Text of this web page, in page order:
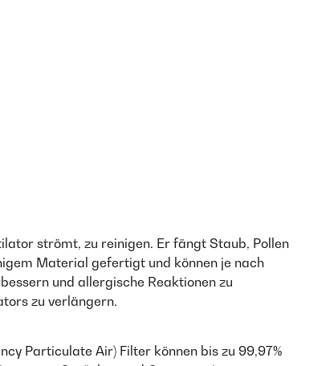
strömt, zu reinigen. Er fängt Staub, Pollen
Material gefertigt und können je nach
und allergische Reaktionen zu
zu verlängern.
Particulate Air) Filter können bis zu 99,97%